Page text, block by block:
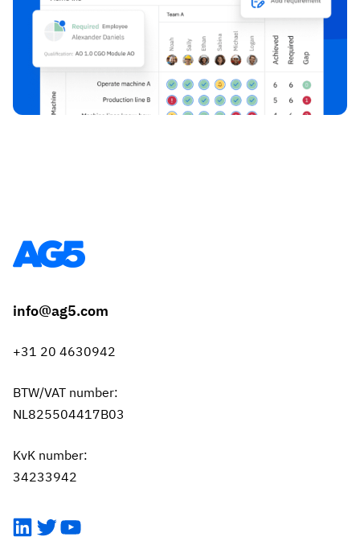
info@ag5.com
+31 20 4630942
BTW/VAT number:
NL825504417B03
KvK number:
34233942
LinkedIn
TwitterYouTube